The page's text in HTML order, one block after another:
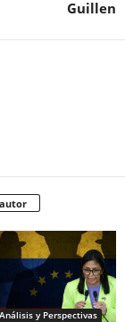
Guillen
Análisis y Perspectivas